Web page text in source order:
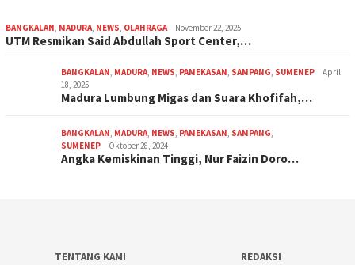
BANGKALAN MADURA NEWS OLAHRAGA November 22, 2025
UTM Resmikan Said Abdullah Sport Center,…
BANGKALAN MADURA NEWS PAMEKASAN SAMPANG SUMENEP
April
18, 2025
Madura Lumbung Migas dan Suara Khofifah,…
BANGKALAN MADURA NEWS PAMEKASAN SAMPANG
SUMENEP
Oktober 28, 2024
Angka Kemiskinan Tinggi, Nur Faizin Doro…
TENTANG KAMI REDAKSI